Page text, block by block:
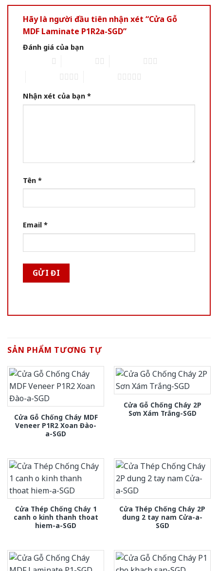
Hãy là người đầu tiên nhận xét “Cửa Gỗ
MDF Laminate P1R2a-SGD”
Đánh giá của bạn
Nhận xét của bạn *
Tên *
Email *
SẢN PHẨM TƯƠNG TỰ
Cửa Gỗ Chống Cháy MDF
Veneer P1R2 Xoan Đào-
a-SGD
Cửa Gỗ Chống Cháy 2P
Sơn Xám Trắng-SGD
Cửa Thép Chống Cháy 1
canh o kinh thanh thoat
hiem-a-SGD
Cửa Thép Chống Cháy 2P
dung 2 tay nam Cửa-a-
SGD